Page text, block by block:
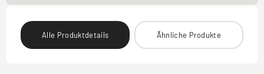
Alle Produktdetails Ähnliche Produkte